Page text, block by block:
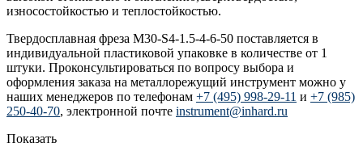
износостойкостью и теплостойкостью.
Твердосплавная фреза M30-S4-1.5-4-6-50 поставляется в
индивидуальной пластиковой упаковке в количестве от 1
штуки. Проконсультироваться по вопросу выбора и
оформления заказа на металлорежущий инструмент можно у
наших менеджеров по телефонам +7 (495) 998-29-11 и +7 (985)
250-40-70, электронной почте instrument@inhard.ru
Показать